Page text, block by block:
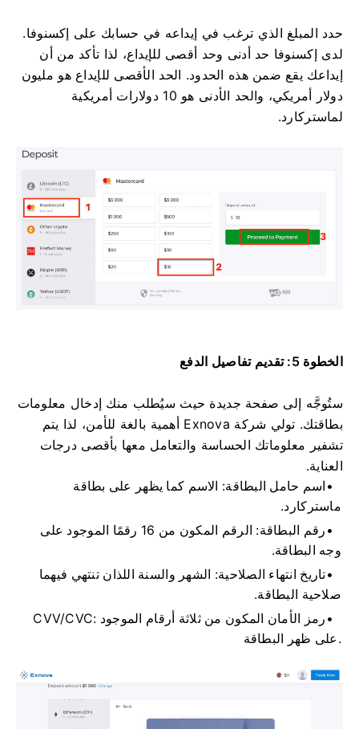
حدد المبلغ الذي ترغب في إيداعه في حسابك على إكسنوفا.
لدى إكسنوفا حد أدنى وحد أقصى للإيداع، لذا تأكد من أن
إيداعك يقع ضمن هذه الحدود. الحد الأقصى للإيداع هو مليون
دولار أمريكي، والحد الأدنى هو 10 دولارات أمريكية
لماستركارد.
الخطوة 5: تقديم تفاصيل الدفع
ستُوجَّه إلى صفحة جديدة حيث سيُطلب منك إدخال معلومات
بطاقتك. تولي شركة Exnova أهمية بالغة للأمن، لذا يتم
تشفير معلوماتك الحساسة والتعامل معها بأقصى درجات
العناية.
اسم حامل البطاقة: الاسم كما يظهر على بطاقة
ماستركارد.
رقم البطاقة: الرقم المكون من 16 رقمًا الموجود على
وجه البطاقة.
تاريخ انتهاء الصلاحية: الشهر والسنة اللذان تنتهي فيهما
صلاحية البطاقة.
CVV/CVC: رمز الأمان المكون من ثلاثة أرقام الموجود
على ظهر البطاقة.